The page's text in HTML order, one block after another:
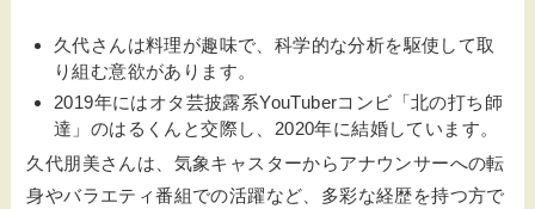
久代さんは料理が趣味で、科学的な分析を駆使して取
り組む意欲があります。
2019年にはオタ芸披露系YouTuberコンビ「北の打ち師
達」のはるくんと交際し、2020年に結婚しています。
久代朋美さんは、気象キャスターからアナウンサーへの転
身やバラエティ番組での活躍など、多彩な経歴を持つ方で